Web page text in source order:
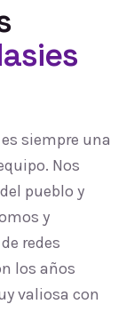
siempre una
Nos
pueblo y
y
redes
los años
valiosa con